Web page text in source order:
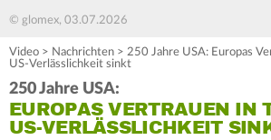
© glomex, 03.07.2026
Video > Nachrichten > 250 Jahre USA: Europas
US-Verlässlichkeit sinkt
250 Jahre USA:
EUROPAS VERTRAUEN IN
US-VERLÄSSLICHKEIT